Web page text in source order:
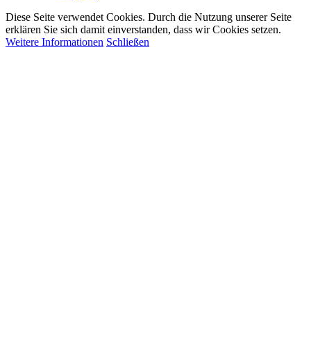
Diese Seite verwendet Cookies. Durch die Nutzung unserer Seite
erklären Sie sich damit einverstanden, dass wir Cookies setzen.
Weitere Informationen Schließen